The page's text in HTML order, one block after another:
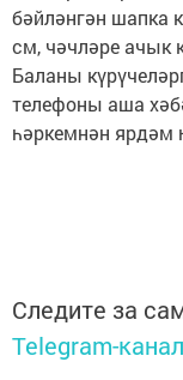
бәйләнгән шапка
см, чәчләре ачык
Баланы
телефоны аша
һәркемнән ярдәм
Следите за
Telegram-